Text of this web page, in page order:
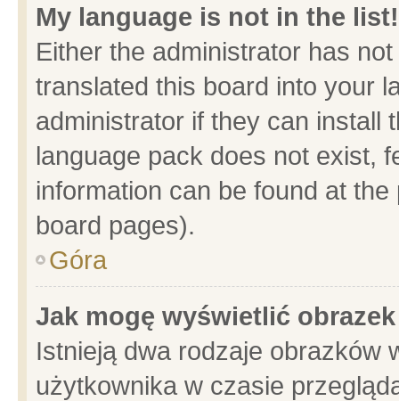
My language is not in the list!
Either the administrator has
translated this board into your
administrator if they can install
language pack does not exist,
information can be found at
board pages).
Góra
Jak mogę wyświetlić
Istnieją dwa rodzaje obrazków
użytkownika w czasie